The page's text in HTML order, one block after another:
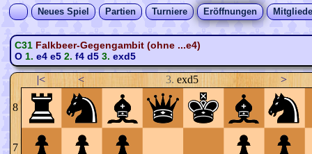
Neues Spiel Partien Turniere Eröffnungen
C31 Falkbeer-Gegengambit (ohne ...e4)
O1. e4 e52. f4 d53. exd5
|< < 3. exd5 >
8
7